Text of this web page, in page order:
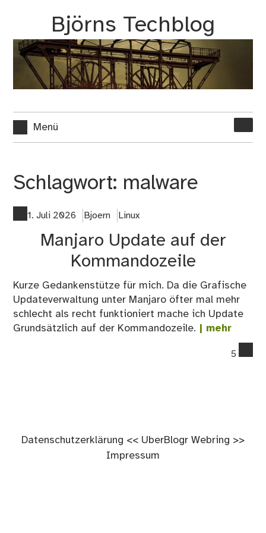
springen
Björns Techblog
Menü
nach:
Schlagwort: malware
1. Juli 2026 Bjoern Linux
Manjaro Update auf der
Kommandozeile
Kurze Gedankenstütze für mich. Da die Grafische
Updateverwaltung unter Manjaro öfter mal mehr
schlecht als recht funktioniert mache ich Update
Grundsätzlich auf der Kommandozeile. | mehr
5
Datenschutzerklärung << UberBlogr Webring >>
Impressum